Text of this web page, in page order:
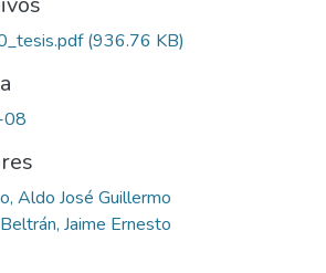
(936.76 KB)
Aldo José Guillermo
Jaime Ernesto